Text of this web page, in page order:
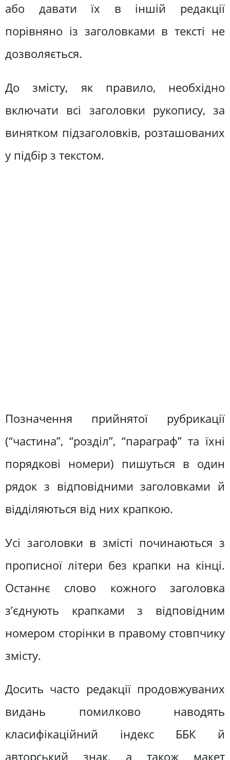
або давати їх в іншій редакції
порівняно із заголовками в тексті не
дозволяється.
До змісту, як правило, необхідно
включати всі заголовки рукопису, за
винятком підзаголовків, розташованих
у підбір з текстом.
Позначення прийнятої рубрикації
(“частина”, “розділ”, “параграф” та їхні
порядкові номери) пишуться в один
рядок з відповідними заголовками й
відділяються від них крапкою.
Усі заголовки в змісті починаються з
прописної літери без крапки на кінці.
Останнє слово кожного заголовка
з’єднують крапками з відповідним
номером сторінки в правому стовпчику
змісту.
Досить часто редакції продовжуваних
видань помилково наводять
класифікаційний індекс ББК й
авторський знак, а також макет